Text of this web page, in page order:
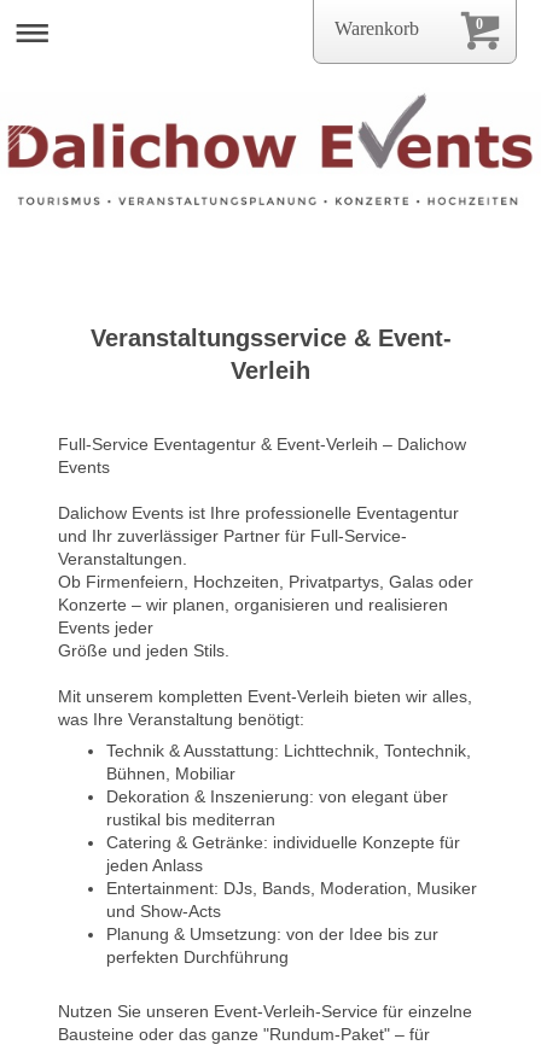
Veranstaltungsservice & Event-
Verleih
Full-Service Eventagentur & Event-Verleih – Dalichow
Events
Dalichow Events ist Ihre professionelle Eventagentur
und Ihr zuverlässiger Partner für Full-Service-
Veranstaltungen.
Ob Firmenfeiern, Hochzeiten, Privatpartys, Galas oder
Konzerte – wir planen, organisieren und realisieren
Events jeder
Größe und jeden Stils.
Mit unserem kompletten Event-Verleih bieten wir alles,
was Ihre Veranstaltung benötigt:
Technik & Ausstattung: Lichttechnik, Tontechnik,
Bühnen, Mobiliar
Dekoration & Inszenierung: von elegant über
rustikal bis mediterran
Catering & Getränke: individuelle Konzepte für
jeden Anlass
Entertainment: DJs, Bands, Moderation, Musiker
und Show-Acts
Planung & Umsetzung: von der Idee bis zur
perfekten Durchführung
Nutzen Sie unseren Event-Verleih-Service für einzelne
Bausteine oder das ganze "Rundum-Paket" – für
0
Warenkorb